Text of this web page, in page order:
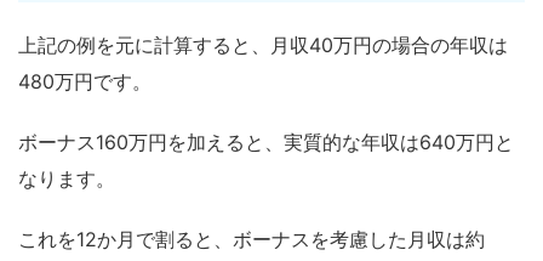
上記の例を元に計算すると、月収40万円の場合の年収は
480万円です。
ボーナス160万円を加えると、実質的な年収は640万円と
なります。
これを12か月で割ると、ボーナスを考慮した月収は約